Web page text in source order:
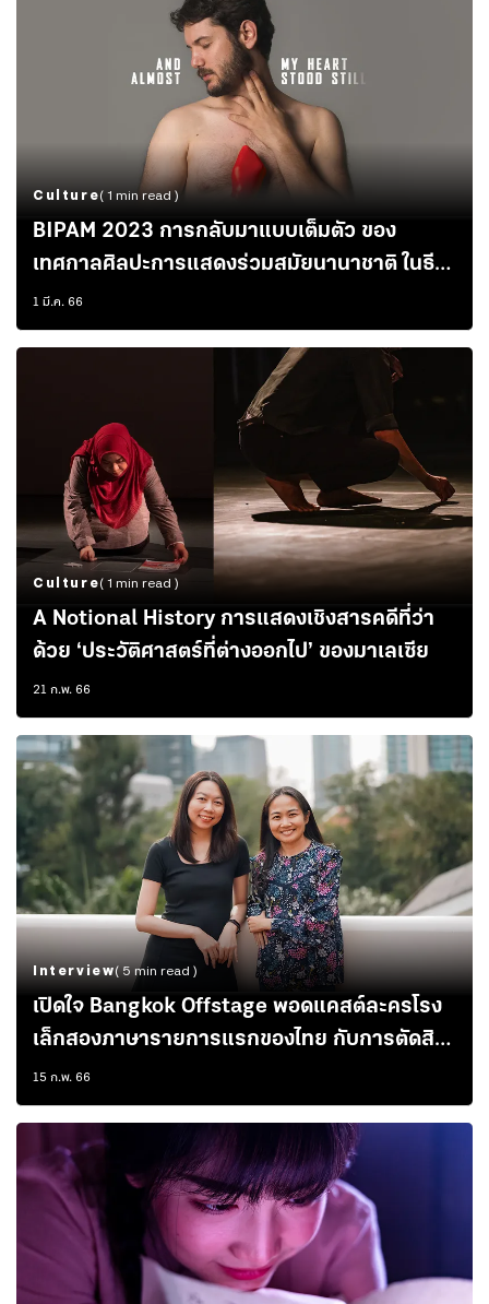
Culture( 1 min read )
BIPAM 2023 การกลับมาแบบเต็มตัว ของ
เทศกาลศิลปะการแสดงร่วมสมัยนานาชาติ ในธีม
ใหม่ Uncommon Ground
1 มี.ค. 66
Culture( 1 min read )
A Notional History การแสดงเชิงสารคดีที่ว่า
ด้วย ‘ประวัติศาสตร์ที่ต่างออกไป’ ของมาเลเซีย
21 ก.พ. 66
Interview( 5 min read )
เปิดใจ Bangkok Offstage พอดแคสต์ละครโรง
เล็กสองภาษารายการแรกของไทย กับการตัดสิน
ใจประกาศ ‘ยุติบทบาท’
15 ก.พ. 66